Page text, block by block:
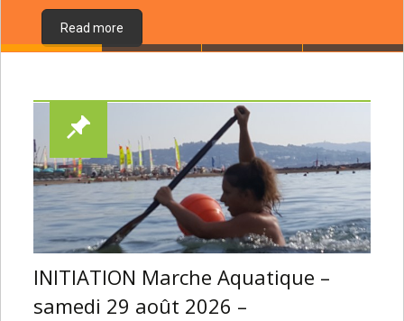
Read more
INITIATION Marche Aquatique –
samedi 29 août 2026 –